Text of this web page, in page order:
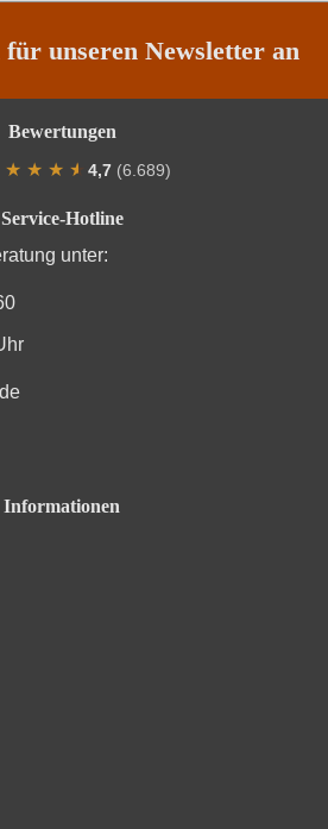
Weiß
für unseren Newsletter an
Service-Hotline
unter:
Informationen
Bewertungen
★ ★ ★ ★
★ 4,7 (6.689)